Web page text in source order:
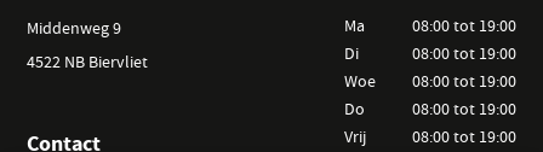
Middenweg 9
4522 NB Biervliet
Contact
Ma
Di
Woe
Do
Vrij
08:00 tot 19:00
08:00 tot 19:00
08:00 tot 19:00
08:00 tot 19:00
08:00 tot 19:00